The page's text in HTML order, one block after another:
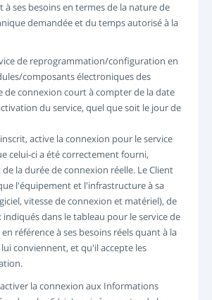
ses besoins en termes de la nature de
demandée et du temps autorisé à la
de reprogrammation/configuration en
composants électroniques des
de connexion court à compter de la date
du service, quel que soit le jour de
active la connexion pour le service
celui-ci a été correctement fourni,
la durée de connexion réelle. Le Client
l'équipement et l'infrastructure à sa
vitesse de connexion et matériel), de
indiqués dans le tableau pour le service de
référence à ses besoins réels quant à la
conviennent, et qu'il accepte les
la connexion aux Informations